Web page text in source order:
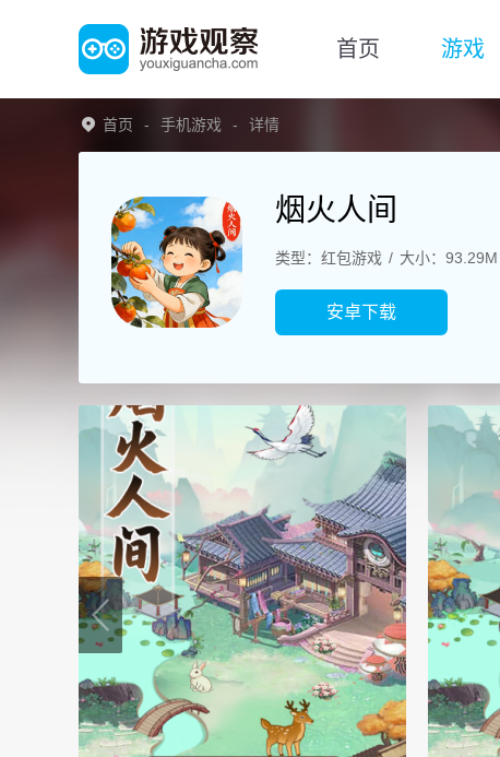
首页 游戏
首页 手机游戏 详情
烟火人间
类型：红包游戏 大小：93.29M
安卓下载